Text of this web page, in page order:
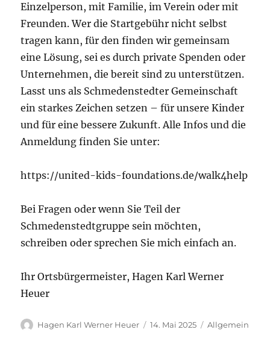
Einzelperson, mit Familie, im Verein oder mit
Freunden. Wer die Startgebühr nicht selbst
tragen kann, für den finden wir gemeinsam
eine Lösung, sei es durch private Spenden oder
Unternehmen, die bereit sind zu unterstützen.
Lasst uns als Schmedenstedter Gemeinschaft
ein starkes Zeichen setzen – für unsere Kinder
und für eine bessere Zukunft. Alle Infos und die
Anmeldung finden Sie unter:
https://united-kids-foundations.de/walk4help
Bei Fragen oder wenn Sie Teil der
Schmedenstedtgruppe sein möchten,
schreiben oder sprechen Sie mich einfach an.
Ihr Ortsbürgermeister, Hagen Karl Werner
Heuer
Autor
Hagen Karl Werner Heuer
Veröffentlicht
14. Mai 2025 Kategorien
Allgemein